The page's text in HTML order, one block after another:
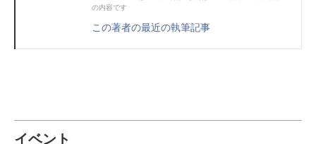
の内容です
この著者の最近の執筆記事
イベント